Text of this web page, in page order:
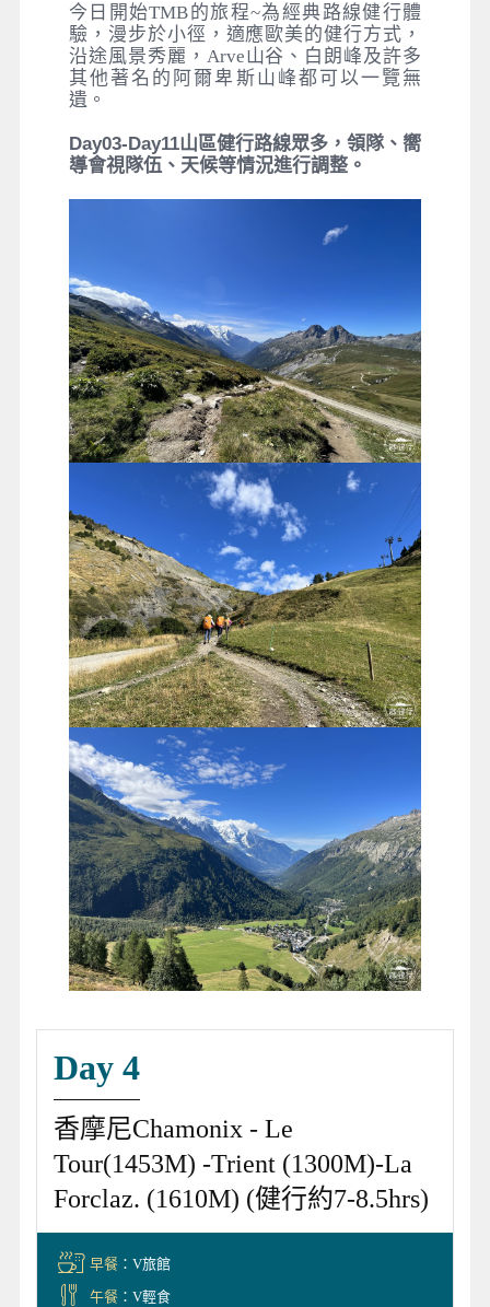
今日開始TMB的旅程~為經典路線健行體
驗，漫步於小徑，適應歐美的健行方式，
沿途風景秀麗，Arve山谷、白朗峰及許多
其他著名的阿爾卑斯山峰都可以一覽無
遺。
Day03-Day11山區健行路線眾多，領隊、嚮
導會視隊伍、天候等情況進行調整。
Day 4
香摩尼Chamonix - Le
Tour(1453M) -Trient (1300M)-La
Forclaz. (1610M) (健行約7-8.5hrs)
早餐：V旅館
午餐：V輕食